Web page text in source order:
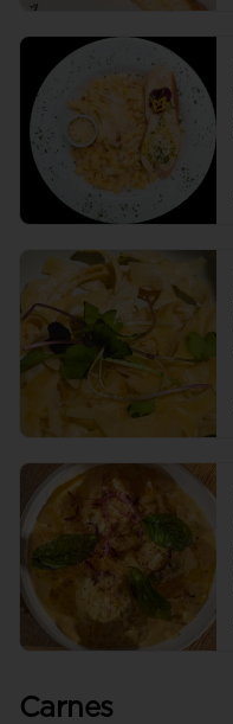
Carnes